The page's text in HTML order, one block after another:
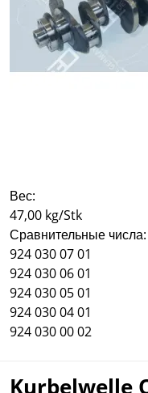
Вес:
47,00 kg/Stk
Сравнительные числа:
924 030 07 01
924 030 06 01
924 030 05 01
924 030 04 01
924 030 00 02
Kurbelwelle